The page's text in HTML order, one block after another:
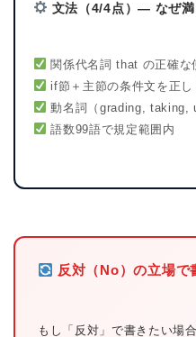
文法（4/4点）— なぜ満
関係代名詞 that の正確
if節＋主節の条件文を正し
動名詞（grading, taking,
語数99語で規定範囲内
反対（No）の立場で
もし「反対」で書きたい場合